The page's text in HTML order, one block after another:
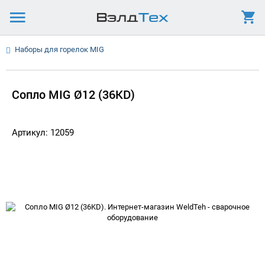
Наборы для горелок MIG
Сопло MIG Ø12 (36KD)
Артикул: 12059